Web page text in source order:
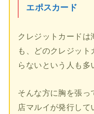
エポスカード
クレジットカードは
も、どのクレジッ
らないという人も多
そんな方に胸を張っ
店マルイが発行して